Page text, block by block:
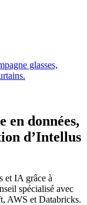
en données,
d’Intellus
et IA grâce à
spécialisé avec
AWS et Databricks.